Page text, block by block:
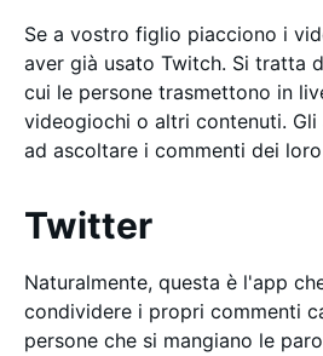
Se a vostro figlio piacciono i
aver già usato Twitch. Si tratta
cui le persone trasmettono in
videogiochi o altri contenuti. Gli
ad ascoltare i commenti dei
Twitter
Naturalmente, questa è l'app
condividere i propri commenti
persone che si mangiano le